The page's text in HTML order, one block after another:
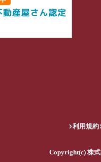
利用規約
Copyright(c) 株